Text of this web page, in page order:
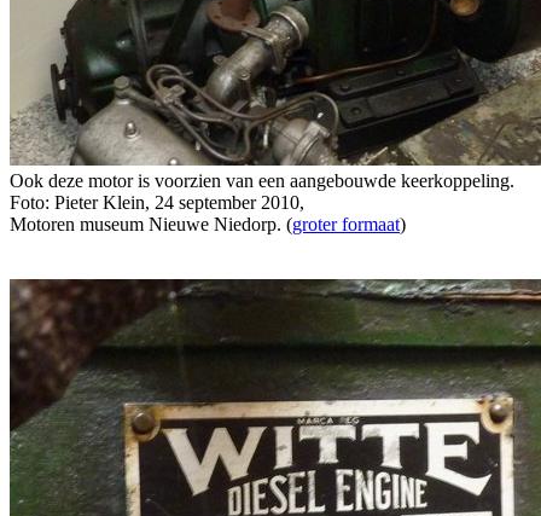
Ook deze motor is voorzien van een aangebouwde keerkoppeling.
Foto: Pieter Klein, 24 september 2010,
Motoren museum Nieuwe Niedorp. (groter formaat)